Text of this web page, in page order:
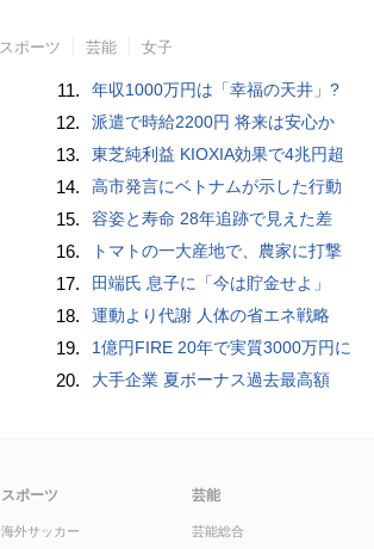
スポーツ 芸能 女子
11. 年収1000万円は「幸福の天井」?
12. 派遣で時給2200円 将来は安心か
13. 東芝純利益 KIOXIA効果で4兆円超
14. 高市発言にベトナムが示した行動
15. 容姿と寿命 28年追跡で見えた差
16. トマトの一大産地で、農家に打撃
17. 田端氏 息子に「今は貯金せよ」
18. 運動より代謝 人体の省エネ戦略
19. 1億円FIRE 20年で実質3000万円に
20. 大手企業 夏ボーナス過去最高額
スポーツ
海外サッカー
芸能
芸能総合